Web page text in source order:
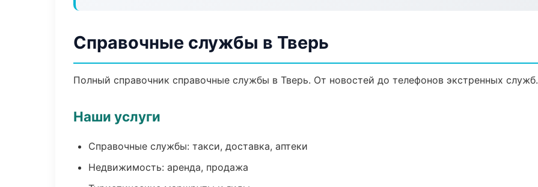
Справочные службы в Тверь
Полный справочник справочные службы в Тверь. От новостей до телефонов экстренных служб.
Наши услуги
Справочные службы: такси, доставка, аптеки
Недвижимость: аренда, продажа